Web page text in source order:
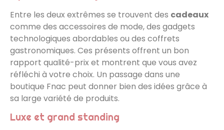
Entre les deux extrêmes se trouvent des cadeaux
comme des accessoires de mode, des gadgets
technologiques abordables ou des coffrets
gastronomiques. Ces présents offrent un bon
rapport qualité-prix et montrent que vous avez
réfléchi à votre choix. Un passage dans une
boutique Fnac peut donner bien des idées grâce à
sa large variété de produits.
Luxe et grand standing